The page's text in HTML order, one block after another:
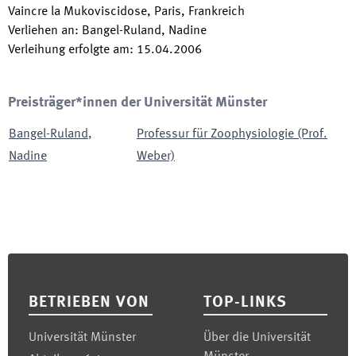
Vaincre la Mukoviscidose, Paris, Frankreich
Verliehen an: Bangel-Ruland, Nadine
Verleihung erfolgte am: 15.04.2006
Preisträger*innen der Universität Münster
Bangel-Ruland,
Nadine
Professur für Zoophysiologie (Prof.
Weber)
BETRIEBEN VON
Universität Münster
TOP-LINKS
Über die Universität